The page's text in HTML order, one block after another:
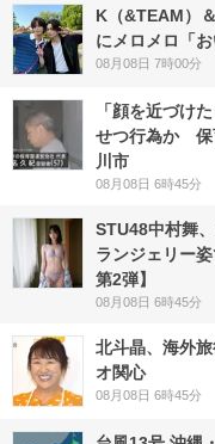
K（&TEAM）
にメロメロ「
08月08日 7時00分
「顔を近づけ
せつ行為か 保
川市
08月08日 6時45分
STU48中村舞
ランジェリー
第2弾】
08月08日 6時45分
北斗晶、海外
オ関心
08月08日 6時45分